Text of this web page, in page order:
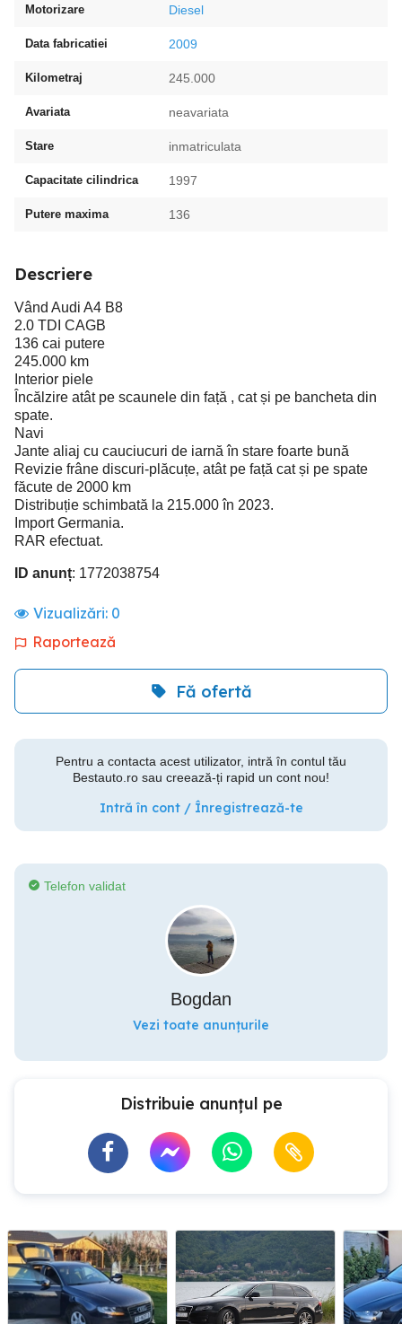
Motorizare Diesel
Data fabricatiei 2009
Kilometraj 245.000
Avariata neavariata
Stare inmatriculata
Capacitate cilindrica 1997
Putere maxima 136
Descriere
Vând Audi A4 B8
2.0 TDI CAGB
136 cai putere
245.000 km
Interior piele
Încălzire atât pe scaunele din față , cat și pe bancheta din
spate.
Navi
Jante aliaj cu cauciucuri de iarnă în stare foarte bună
Revizie frâne discuri-plăcuțe, atât pe față cat și pe spate
făcute de 2000 km
Distribuție schimbată la 215.000 în 2023.
Import Germania.
RAR efectuat.
ID anunț: 1772038754
Vizualizări: 0
Raportează
Fă ofertă
Pentru a contacta acest utilizator, intră în contul tău
Bestauto.ro sau creează-ți rapid un cont nou!
Intră în cont / Înregistrează-te
Telefon validat
Bogdan
Vezi toate anunțurile
Distribuie anunțul pe